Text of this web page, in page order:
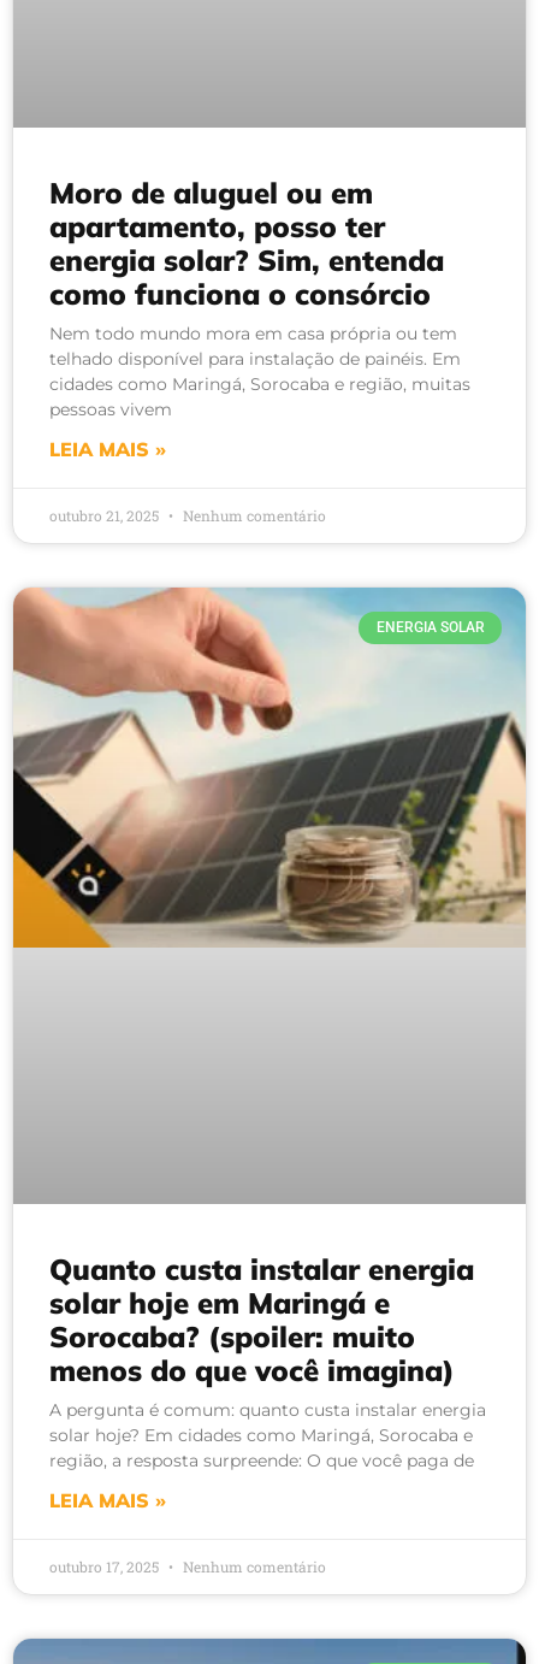
Moro de aluguel ou em
apartamento, posso ter
energia solar? Sim, entenda
como funciona o consórcio
Nem todo mundo mora em casa própria ou tem
telhado disponível para instalação de painéis. Em
cidades como Maringá, Sorocaba e região, muitas
pessoas vivem
LEIA MAIS »
outubro 21, 2025 Nenhum comentário
ENERGIA SOLAR
Quanto custa instalar energia
solar hoje em Maringá e
Sorocaba? (spoiler: muito
menos do que você imagina)
A pergunta é comum: quanto custa instalar energia
solar hoje? Em cidades como Maringá, Sorocaba e
região, a resposta surpreende: O que você paga de
LEIA MAIS »
outubro 17, 2025 Nenhum comentário